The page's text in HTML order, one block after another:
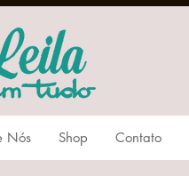
Nós Shop Contato